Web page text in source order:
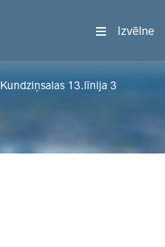
Izvēlne
Kundziņsalas 13.līnija 3